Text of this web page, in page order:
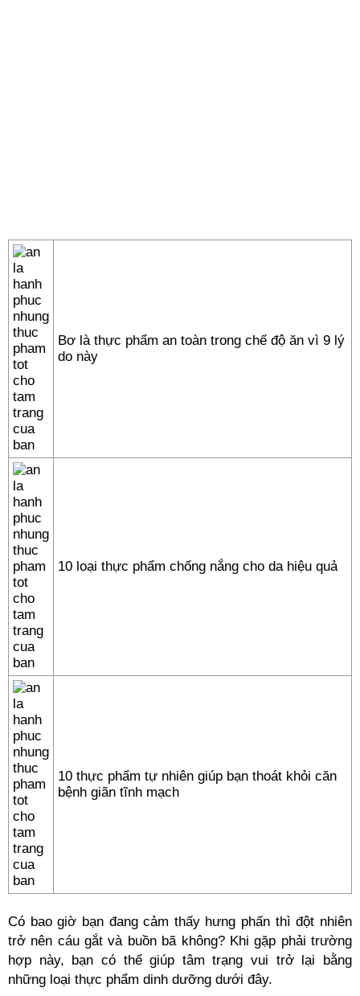
Bơ là thực phẩm an toàn trong chế độ ăn vì 9 lý
do này
10 loại thực phẩm chống nắng cho da hiệu quả
10 thực phẩm tự nhiên giúp bạn thoát khỏi căn
bệnh giãn tĩnh mạch
Có bao giờ bạn đang cảm thấy hưng phấn thì đột nhiên
trở nên cáu gắt và buồn bã không? Khi gặp phải trường
hợp này, bạn có thể giúp tâm trạng vui trở lại bằng
những loại thực phẩm dinh dưỡng dưới đây.